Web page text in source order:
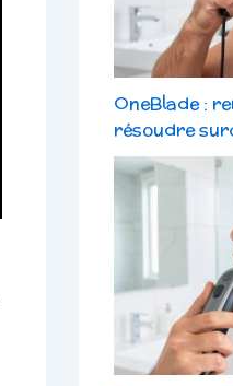
OneBlade :
résoudre